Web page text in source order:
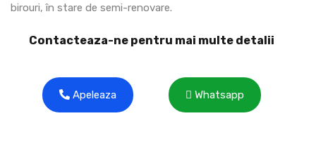
birouri, în stare de semi-renovare.
Contacteaza-ne pentru mai multe detalii
Apeleaza Whatsapp